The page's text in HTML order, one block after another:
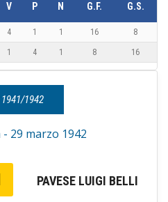
V P N G.F. G.S.
4 1 1 16 8
1 4 1 8 16
1941/1942
29 marzo 1942
PAVESE LUIGI BELLI